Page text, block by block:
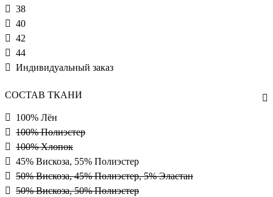
38
40
42
44
Индивидуальный заказ
СОСТАВ ТКАНИ
100% Лён
100% Полиэстер
100% Хлопок
45% Вискоза, 55% Полиэстер
50% Вискоза, 45% Полиэстер, 5% Эластан
50% Вискоза, 50% Полиэстер